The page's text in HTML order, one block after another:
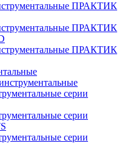
ПРАКТИК
ПРАКТИК
ПРАКТИК
серии
серии
серии